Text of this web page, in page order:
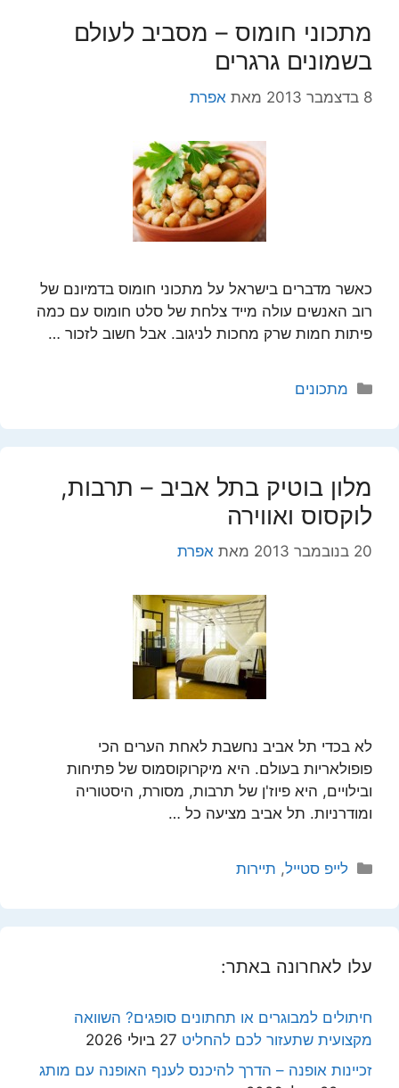
מתכוני חומוס – מסביב לעולם
בשמונים גרגרים
8 בדצמבר 2013 מאת אפרת
כאשר מדברים בישראל על מתכוני חומוס בדמיונם של
רוב האנשים עולה מייד צלחת של סלט חומוס עם כמה
פיתות חמות שרק מחכות לניגוב. אבל חשוב לזכור …
קטגוריות
מתכונים
מלון בוטיק בתל אביב – תרבות,
לוקסוס ואווירה
20 בנובמבר 2013 מאת אפרת
לא בכדי תל אביב נחשבת לאחת הערים הכי
פופולאריות בעולם. היא מיקרוקוסמוס של פתיחות
ובילויים, היא פיוז'ן של תרבות, מסורת, היסטוריה
ומודרניות. תל אביב מציעה כל …
קטגוריות
לייפ סטייל, תיירות
עלו לאחרונה באתר:
חיתולים למבוגרים או תחתונים סופגים? השוואה
מקצועית שתעזור לכם להחליט 27 ביולי 2026
זכיינות אופנה – הדרך להיכנס לענף האופנה עם מותג